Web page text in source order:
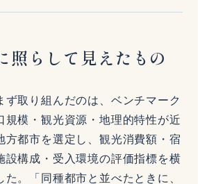
照らして見えたもの
ず取り組んだのは、ベンチマーク
規模・観光資源・地理的特性が近
方都市を選定し、観光消費額・宿
設構成・受入環境の評価指標を横
た。「同種都市と並べたときに、